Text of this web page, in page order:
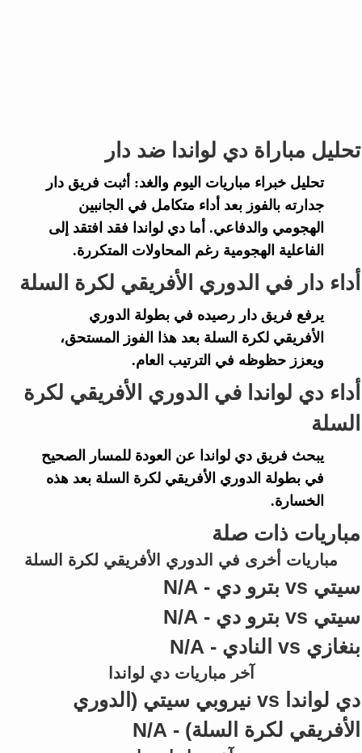
تحليل مباراة دي لواندا ضد دار
تحليل خبراء مباريات اليوم والغد: أثبت فريقدار
جدارته بالفوز بعد أداء متكامل في الجانبين
الهجومي والدفاعي. أمادي لواندا فقد افتقد إلى
الفاعلية الهجومية رغم المحاولات المتكررة.
أداء دار في الدوري الأفريقي لكرة السلة
يرفع فريقدار رصيده في بطولة الدوري
الأفريقي لكرة السلة بعد هذا الفوز المستحق،
ويعزز حظوظه في الترتيب العام.
أداء دي لواندا في الدوري الأفريقي لكرة
السلة
يبحث فريقدي لواندا عن العودة للمسار الصحيح
في بطولة الدوري الأفريقي لكرة السلة بعد هذه
الخسارة.
مباريات ذات صلة
مباريات أخرى في الدوري الأفريقي لكرة السلة
سيتي vs بترو دي - N/A
سيتي vs بترو دي - N/A
بنغازي vs النادي - N/A
آخر مباريات دي لواندا
دي لواندا vs نيروبي سيتي (الدوري
الأفريقي لكرة السلة) - N/A